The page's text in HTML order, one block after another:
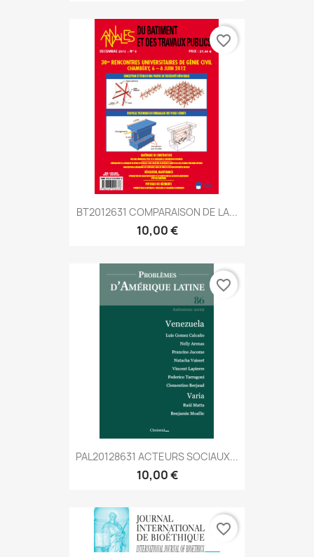
BT2012631 COMPARAISON DE LA...
10,00 €
favorite_border
PAL20128631 ACTEURS SOCIAUX...
10,00 €
favorite_border
favorite_border